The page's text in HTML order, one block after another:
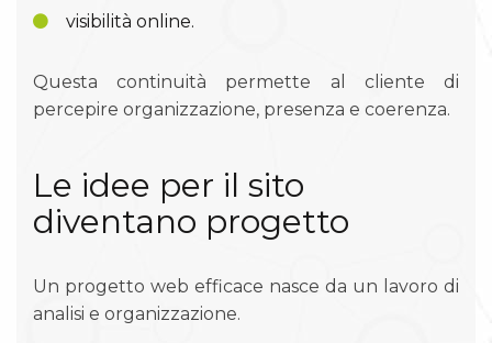
visibilità online.
Questa continuità permette al cliente di
percepire organizzazione, presenza e coerenza.
Le idee per il sito
diventano progetto
Un progetto web efficace nasce da un lavoro di
analisi e organizzazione.